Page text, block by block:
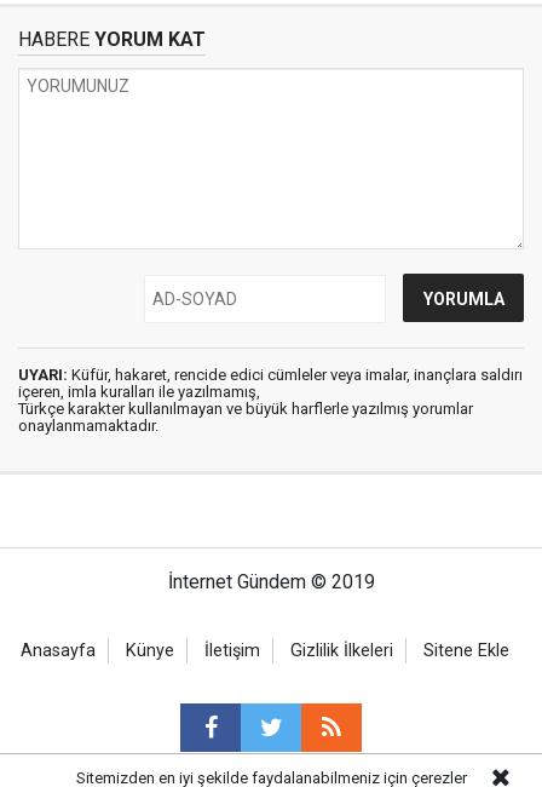
HABERE YORUM KAT
UYARI: Küfür, hakaret, rencide edici cümleler veya imalar, inançlara saldırı
içeren, imla kuralları ile yazılmamış,
Türkçe karakter kullanılmayan ve büyük harflerle yazılmış yorumlar
onaylanmamaktadır.
İnternet Gündem © 2019
Anasayfa Künye İletişim Gizlilik İlkeleri Sitene Ekle
Sitemizden en iyi şekilde faydalanabilmeniz için çerezler